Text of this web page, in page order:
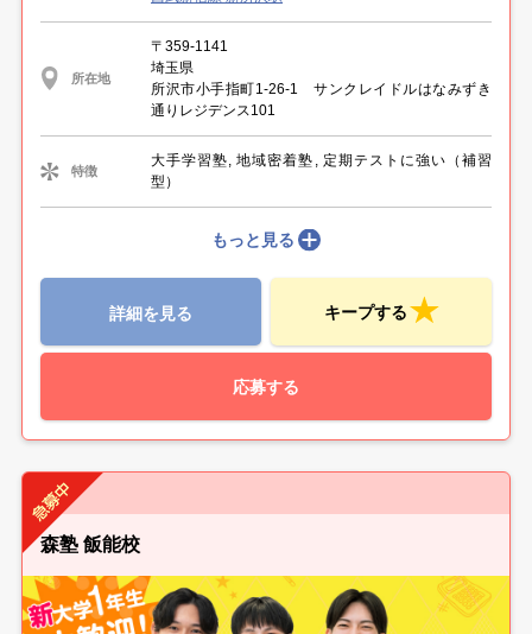
所在地
〒359-1141
埼玉県
所沢市小手指町1-26-1 サンクレイドルはなみずき
通りレジデンス101
特徴
大手学習塾, 地域密着塾, 定期テストに強い（補習
型）
もっと見る
詳細を見る キープする
応募する
森塾 飯能校